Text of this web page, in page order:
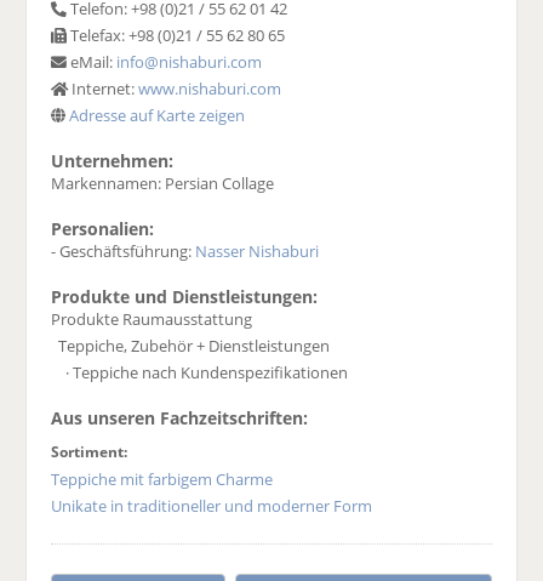
Telefon: +98 (0)21 / 55 62 01 42
Telefax: +98 (0)21 / 55 62 80 65
eMail: info@nishaburi.com
Internet:www.nishaburi.com
Adresse auf Karte zeigen
Unternehmen:
Markennamen: Persian Collage
Personalien:
- Geschäftsführung: Nasser Nishaburi
Produkte und Dienstleistungen:
Produkte Raumausstattung
Teppiche, Zubehör + Dienstleistungen
· Teppiche nach Kundenspezifikationen
Aus unseren Fachzeitschriften:
Sortiment:
Teppiche mit farbigem Charme
Unikate in traditioneller und moderner Form